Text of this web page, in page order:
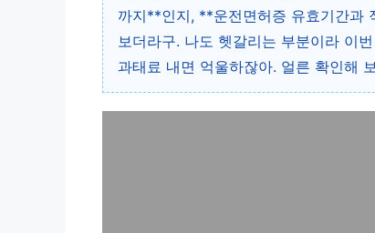
까지**인지, **운전면허증 유효기간과
보더라구. 나도 헷갈리는 부분이라 이
과태료 내면 억울하잖아. 얼른 확인해